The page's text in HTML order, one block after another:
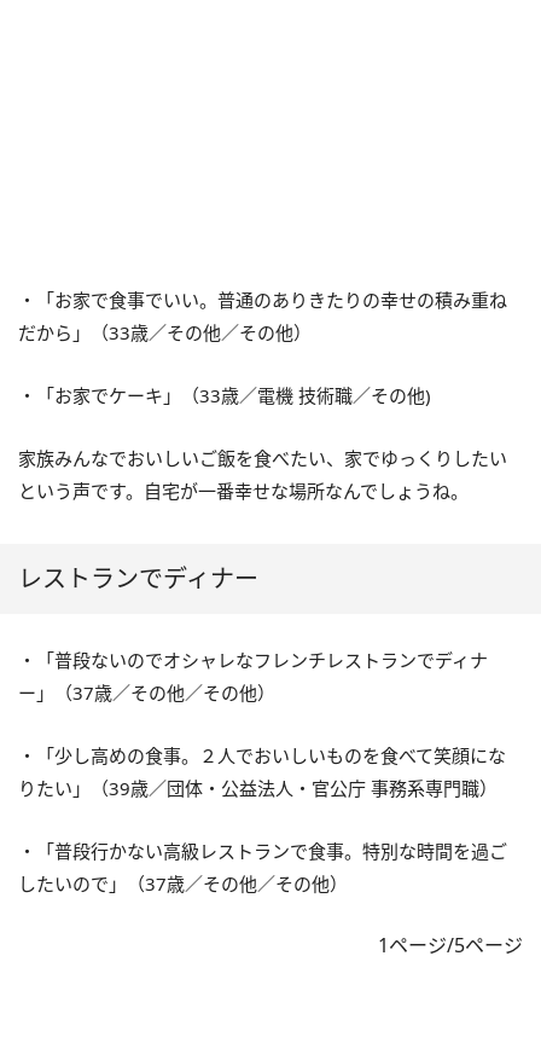
・「お家で食事でいい。普通のありきたりの幸せの積み重ね
だから」（33歳／その他／その他）
・「お家でケーキ」（33歳／電機 技術職／その他)
家族みんなでおいしいご飯を食べたい、家でゆっくりしたい
という声です。自宅が一番幸せな場所なんでしょうね。
レストランでディナー
・「普段ないのでオシャレなフレンチレストランでディナ
ー」（37歳／その他／その他）
・「少し高めの食事。２人でおいしいものを食べて笑顔にな
りたい」（39歳／団体・公益法人・官公庁 事務系専門職）
・「普段行かない高級レストランで食事。特別な時間を過ご
したいので」（37歳／その他／その他）
1ページ/5ページ